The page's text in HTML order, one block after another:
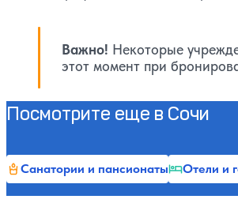
Важно! Некоторые
этот момент при
Посмотрите еще в Сочи
Санатории и пансионаты Отели и